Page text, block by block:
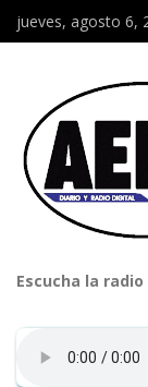
jueves, agosto 6,
Escucha la